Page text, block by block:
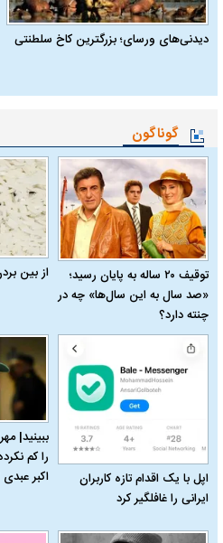
دیدنی‌های ورسای؛ بزرگترین کاخ سلطنتی
گوناگون
توقیف ۲۰ ساله به پایان رسید؛
«صد سال به این سال‌ها» چه در
چنته دارد؟
از بین
اپل با یک اقدام تازه کاربران
ایرانی را غافلگیر کرد
ببینید|
را کم
اکبر
بازی‌های لیگ برتر فوتبال با تماشاگر
برگزار می‌شود